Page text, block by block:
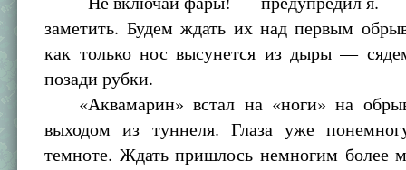
заметить. Будем ждать их над первым
как только нос высунется из дыры —
позади рубки.
«Аквамарин» встал на «ноги» на
выходом из туннеля. Глаза уже
темноте. Ждать пришлось немногим более